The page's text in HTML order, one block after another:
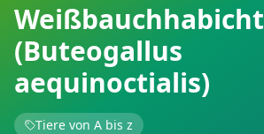
Weißbauchhabicht
(Buteogallus
aequinoctialis)
Tiere von A bis z